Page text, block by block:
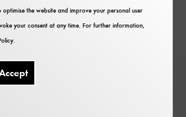
optimise the website and improve your personal user
your consent at any time. For further information,